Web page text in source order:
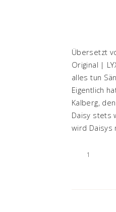
Übersetzt
Original |
alles tun
Eigentlich
Kalberg,
Daisy stets
wird Daisys
1